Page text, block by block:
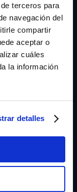
terceros para
navegación del
compartir
aceptar o
cuáles
la información
detalles